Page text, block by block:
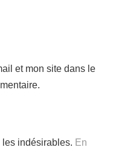
et mon site dans le
indésirables. En